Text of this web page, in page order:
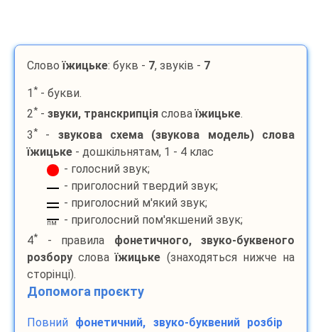
Словоїжицьке: букв - 7, звуків - 7
1 * - букви.
2* - звуки, транскрипція словаїжицьке.
3* - звукова схема (звукова модель) слова
їжицьке - дошкільнятам, 1 - 4 клас
- голосний звук;
- приголосний твердий звук;
- приголосний м'який звук;
пм
- приголосний пом'якшений звук;
4* - правила фонетичного, звуко-буквеного
розбору словаїжицьке (знаходяться нижче на
сторінці).
Допомога проєкту
Повний фонетичний, звуко-буквений розбір